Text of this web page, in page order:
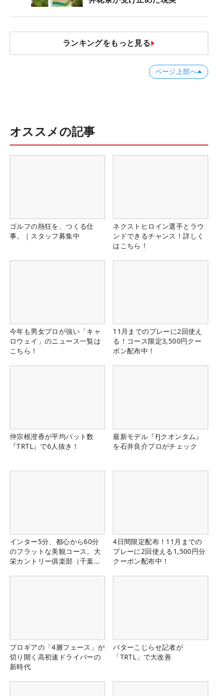
ランキングをもっと見る
ページ上部へ
オススメの記事
ゴルフの熱狂を、つくる仕
事。｜スタッフ募集中
ネクストヒロイン選手とラウ
ンドできるチャンス！詳しく
はこちら！
今年も男女プロが強い「キャ
ロウェイ」のニュース一覧は
こちら！
11月までのプレーに2回使え
る！コース限定3,500円クー
ポン配布中！
仲宗根澄香が平均パット数
『TRTL』で6人抜き！
最新モデル『FJクオンタム』
を石井良介プロがチェック
インター5分、都心から60分
のフラットな美観コース。大
栄カントリー俱楽部（千葉
4日間限定配布！11月までの
プレーに2回使える1,500円分
クーポン配布中！
プロギアの「4層フェース」が
切り開く高初速ドライバーの
新時代
パターこじらせ記者が
「TRTL」で大改善